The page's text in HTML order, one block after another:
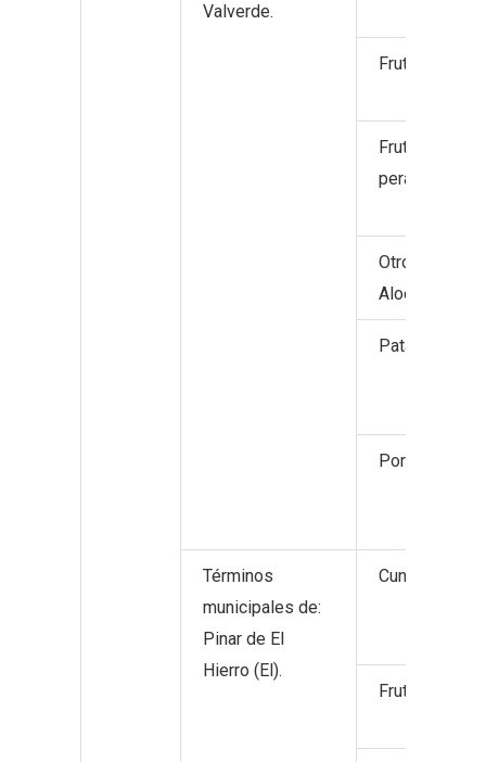
Valverde.
Frutos no
Frutos no
pera.
Otros
Aloe Vera.
Patata.
Porcino de
Términos
municipales de:
Pinar de El
Hierro (El).
Cunicultura.
Frutos no